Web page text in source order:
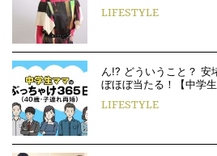
LIFESTYLE
ん!? どういうこと？ 安
ぼほぼ当たる！【中学
LIFESTYLE